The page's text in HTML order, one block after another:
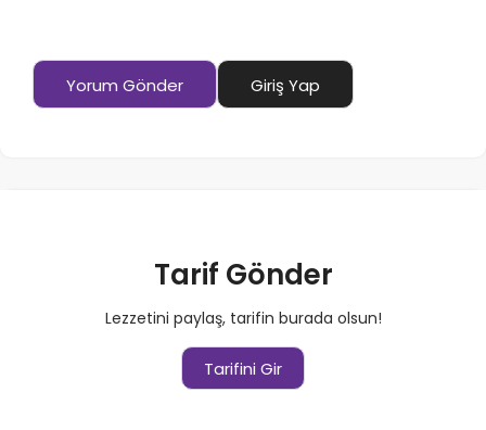
Yorum Gönder Giriş Yap
Tarif Gönder
Lezzetini paylaş, tarifin burada olsun!
Tarifini Gir